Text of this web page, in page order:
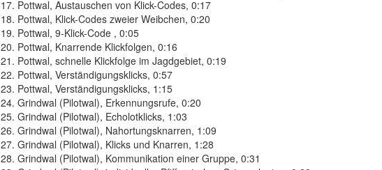
17. Pottwal, Austauschen von Klick-Codes, 0:17
18. Pottwal, Klick-Codes zweier Weibchen, 0:20
19. Pottwal, 9-Klick-Code , 0:05
20. Pottwal, Knarrende Klickfolgen, 0:16
21. Pottwal, schnelle Klickfolge im Jagdgebiet, 0:19
22. Pottwal, Verständigungsklicks, 0:57
23. Pottwal, Verständigungsklicks, 1:15
24. Grindwal (Pilotwal), Erkennungsrufe, 0:20
25. Grindwal (Pilotwal), Echolotklicks, 1:03
26. Grindwal (Pilotwal), Nahortungsknarren, 1:09
27. Grindwal (Pilotwal), Klicks und Knarren, 1:28
28. Grindwal (Pilotwal), Kommunikation einer Gruppe, 0:31